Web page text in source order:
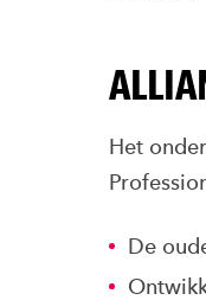
Het
De